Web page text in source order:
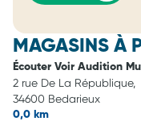
MAGASINS À
Écouter Voir Audition
2 rue De La République,
34600 Bedarieux
0,0 km